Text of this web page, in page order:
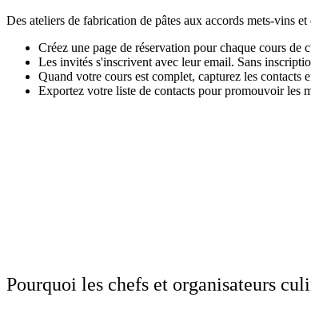
Des ateliers de fabrication de pâtes aux accords mets-vins
Créez une page de réservation pour chaque cours de
Les invités s'inscrivent avec leur email. Sans
Quand votre cours est complet, capturez les contacts
Exportez votre liste de contacts pour promouvoir les
Pourquoi les chefs et organisateurs